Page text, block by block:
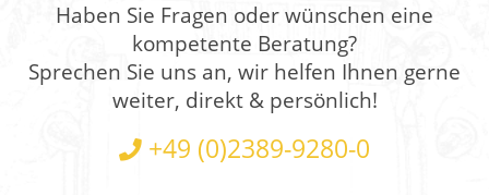
Haben Sie Fragen oder wünschen eine
kompetente Beratung?
Sprechen Sie uns an, wir helfen Ihnen gerne
weiter, direkt & persönlich!
+49 (0)2389-9280-0